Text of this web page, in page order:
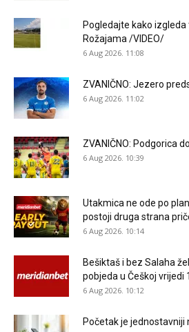
Pogledajte kako
Rožajama /VIDEO/
6 Aug 2026. 11:08
ZVANIČNO: Jezero
6 Aug 2026. 11:02
ZVANIČNO: Podgorica
6 Aug 2026. 10:39
Utakmica ne ode po
postoji druga strana
6 Aug 2026. 10:14
Bešiktaš i bez Salaha
pobjeda u Češkoj vrijedi
6 Aug 2026. 10:12
Početak je jednostavniji